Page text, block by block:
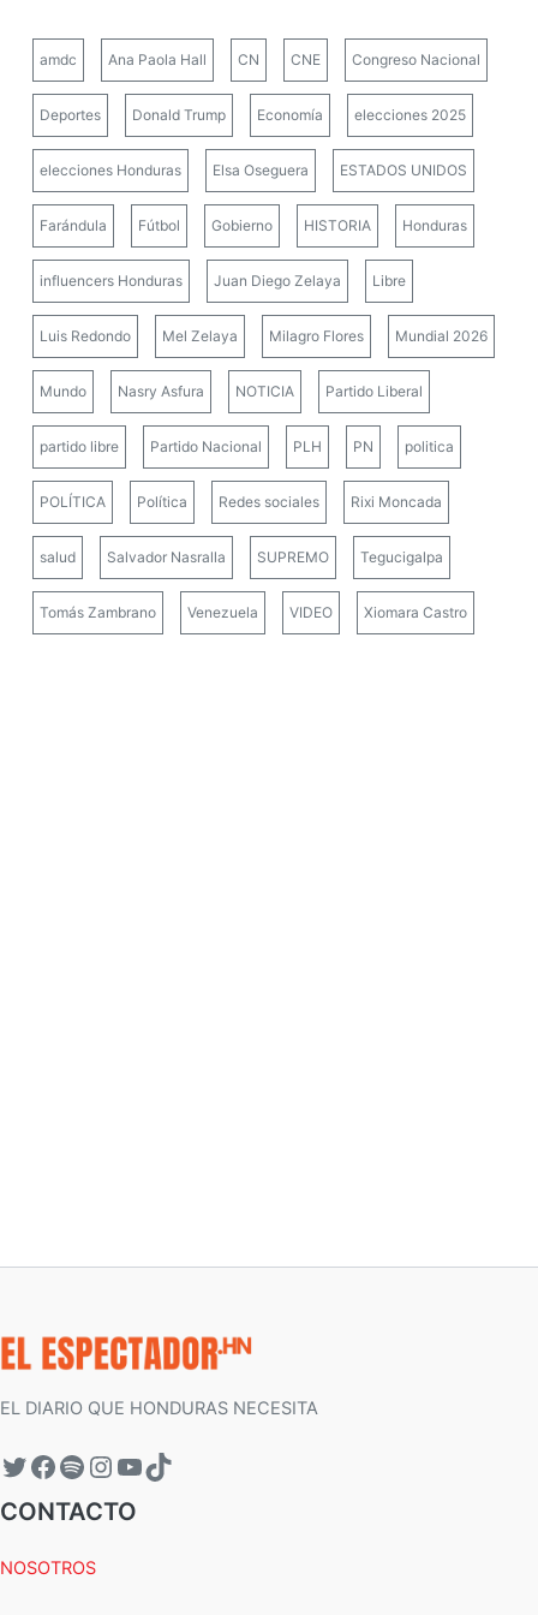
amdc Ana Paola Hall CN CNE Congreso Nacional
Deportes Donald Trump Economía elecciones 2025
elecciones Honduras Elsa Oseguera ESTADOS UNIDOS
Farándula Fútbol Gobierno HISTORIA Honduras
influencers Honduras Juan Diego Zelaya Libre
Luis Redondo Mel Zelaya Milagro Flores Mundial 2026
Mundo Nasry Asfura NOTICIA Partido Liberal
partido libre Partido Nacional PLH PN politica
POLÍTICA Política Redes sociales Rixi Moncada
salud Salvador Nasralla SUPREMO Tegucigalpa
Tomás Zambrano Venezuela VIDEO Xiomara Castro
EL DIARIO QUE HONDURAS NECESITA
CONTACTO
NOSOTROS